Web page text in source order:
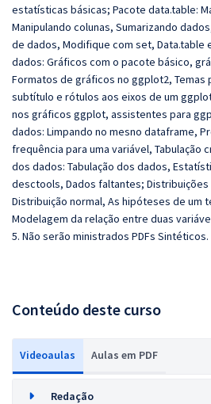
estatísticas básicas; Pacote data.table:
Manipulando colunas, Sumarizando
de dados, Modifique com set, Data.table
dados: Gráficos com o pacote básico,
Formatos de gráficos no ggplot2,
subtítulo e rótulos aos eixos de um
nos gráficos ggplot, assistentes para
dados: Limpando no mesno dataframe,
frequência para uma variável, Tabulação
dos dados: Tabulação dos dados,
desctools, Dados faltantes;
Distribuição normal, As hipóteses de um
Modelagem da relação entre duas
5. Não serão ministrados PDFs Sintéticos.
Conteúdo deste curso
Videoaulas Aulas em PDF
Redação